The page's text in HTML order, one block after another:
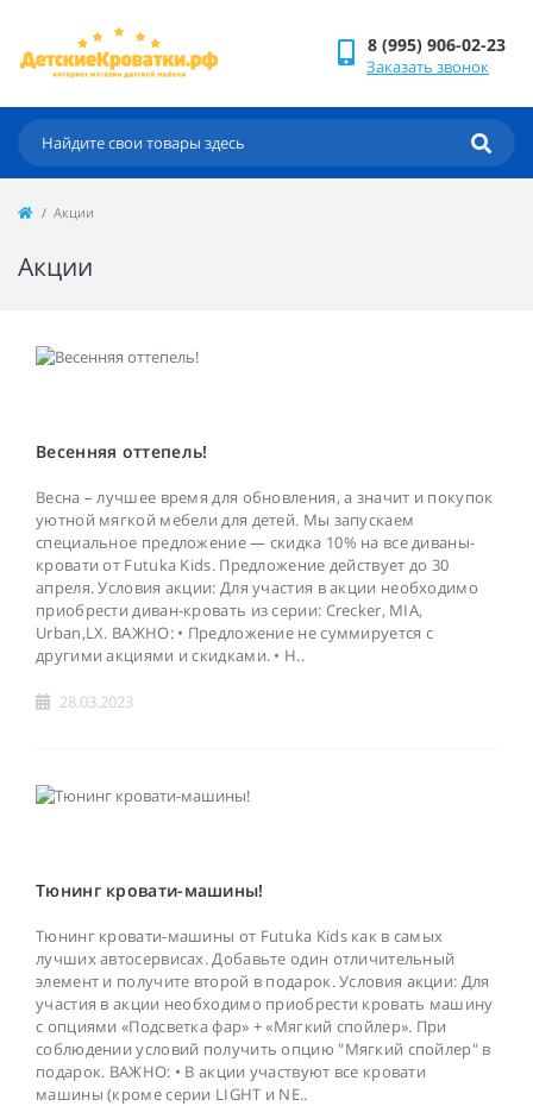
8 (995) 906-02-23
Заказать звонок
Акции
Акции
Весенняя оттепель!
Весна – лучшее время для обновления, а значит и покупок
уютной мягкой мебели для детей. Мы запускаем
специальное предложение — скидка 10% на все диваны-
кровати от Futuka Kids. Предложение действует до 30
апреля. Условия акции: Для участия в акции необходимо
приобрести диван-кровать из серии: Crecker, MIA,
Urban,LX. ВАЖНО: • Предложение не суммируется с
другими акциями и скидками. • Н..
28.03.2023
Тюнинг кровати-машины!
Тюнинг кровати-машины от Futuka Kids как в самых
лучших автосервисах. Добавьте один отличительный
элемент и получите второй в подарок. Условия акции: Для
участия в акции необходимо приобрести кровать машину
с опциями «Подсветка фар» + «Мягкий спойлер». При
соблюдении условий получить опцию "Мягкий спойлер" в
подарок. ВАЖНО: • В акции участвуют все кровати
машины (кроме серии LIGHT и NE..